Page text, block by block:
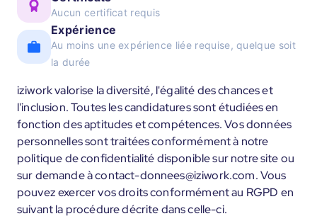
Aucun certificat requis
Expérience
Au moins une expérience liée requise, quelque soit
la durée
iziwork valorise la diversité, l'égalité des chances et
l'inclusion. Toutes les candidatures sont étudiées en
fonction des aptitudes et compétences. Vos données
personnelles sont traitées conformément à notre
politique de confidentialité disponible sur notre site ou
sur demande à contact-donnees@iziwork.com. Vous
pouvez exercer vos droits conformément au RGPD en
suivant la procédure décrite dans celle-ci.